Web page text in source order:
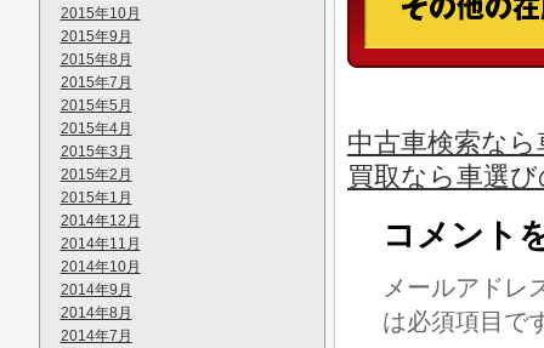
2015年10月
2015年9月
2015年8月
2015年7月
2015年5月
2015年4月
2015年3月
2015年2月
2015年1月
2014年12月
2014年11月
2014年10月
2014年9月
2014年8月
2014年7月
中古車検索な
買取なら車選
コメント
メールアドレ
は必須項目で